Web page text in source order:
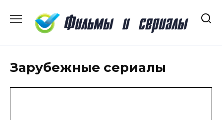
содержанию
Зарубежные сериалы